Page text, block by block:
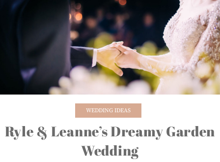
Skip
WEDDING IDEAS
Ryle & Leanne’s Dreamy Garden
Wedding